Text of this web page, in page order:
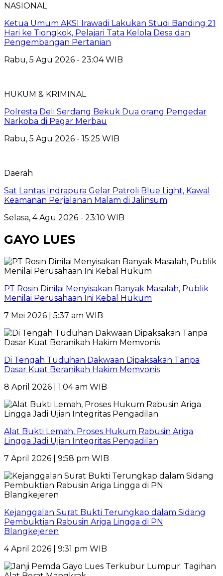
NASIONAL
Ketua Umum AKSI Irawadi Lakukan Studi Banding 21
Hari ke Tiongkok, Pelajari Tata Kelola Desa dan
Pengembangan Pertanian
Rabu, 5 Agu 2026 - 23:04 WIB
HUKUM & KRIMINAL
Polresta Deli Serdang Bekuk Dua orang Pengedar
Narkoba di Pagar Merbau
Rabu, 5 Agu 2026 - 15:25 WIB
Daerah
Sat Lantas Indrapura Gelar Patroli Blue Light, Kawal
Keamanan Perjalanan Malam di Jalinsum
Selasa, 4 Agu 2026 - 23:10 WIB
GAYO LUES
PT Rosin Dinilai Menyisakan Banyak Masalah, Publik
Menilai Perusahaan Ini Kebal Hukum
7 Mei 2026 | 5:37 am WIB
Di Tengah Tuduhan Dakwaan Dipaksakan Tanpa
Dasar Kuat Beranikah Hakim Memvonis
8 April 2026 | 1:04 am WIB
Alat Bukti Lemah, Proses Hukum Rabusin Ariga
Lingga Jadi Ujian Integritas Pengadilan
7 April 2026 | 9:58 pm WIB
Kejanggalan Surat Bukti Terungkap dalam Sidang
Pembuktian Rabusin Ariga Lingga di PN
Blangkejeren
4 April 2026 | 9:31 pm WIB